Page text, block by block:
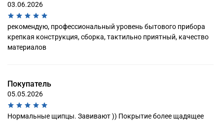
03.06.2026
рекомендую, профессиональный уровень бытового прибора
крепкая конструкция, сборка, тактильно приятный, качество
материалов
Покупатель
05.05.2026
Нормальные щипцы. Завивают )) Покрытие более щадящее